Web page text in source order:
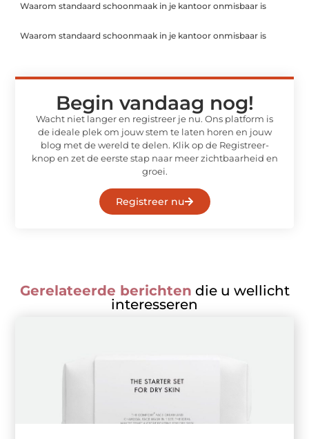
Waarom standaard schoonmaak in je kantoor onmisbaar is
Waarom standaard schoonmaak in je kantoor onmisbaar is
Begin vandaag nog!
Wacht niet langer en registreer je nu. Ons platform is
de ideale plek om jouw stem te laten horen en jouw
blog met de wereld te delen. Klik op de Registreer-
knop en zet de eerste stap naar meer zichtbaarheid en
groei.
Registreer nu
Gerelateerde berichten die u wellicht
interesseren